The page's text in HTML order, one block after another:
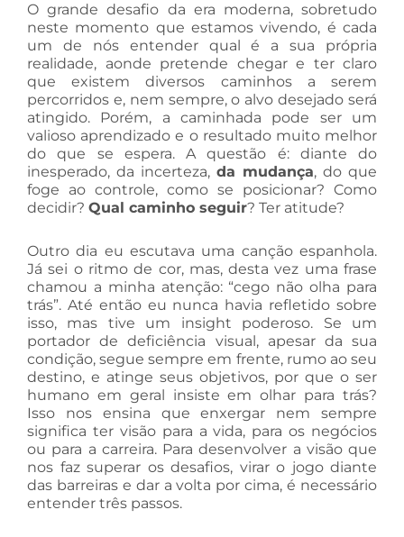
O grande desafio da era moderna, sobretudo
neste momento que estamos vivendo, é cada
um de nós entender qual é a sua própria
realidade, aonde pretende chegar e ter claro
que existem diversos caminhos a serem
percorridos e, nem sempre, o alvo desejado será
atingido. Porém, a caminhada pode ser um
valioso aprendizado e o resultado muito melhor
do que se espera. A questão é: diante do
inesperado, da incerteza, da mudança, do que
foge ao controle, como se posicionar? Como
decidir? Qual caminho seguir? Ter atitude?
Outro dia eu escutava uma canção espanhola.
Já sei o ritmo de cor, mas, desta vez uma frase
chamou a minha atenção: “cego não olha para
trás”. Até então eu nunca havia refletido sobre
isso, mas tive um insight poderoso. Se um
portador de deficiência visual, apesar da sua
condição, segue sempre em frente, rumo ao seu
destino, e atinge seus objetivos, por que o ser
humano em geral insiste em olhar para trás?
Isso nos ensina que enxergar nem sempre
significa ter visão para a vida, para os negócios
ou para a carreira. Para desenvolver a visão que
nos faz superar os desafios, virar o jogo diante
das barreiras e dar a volta por cima, é necessário
entender três passos.